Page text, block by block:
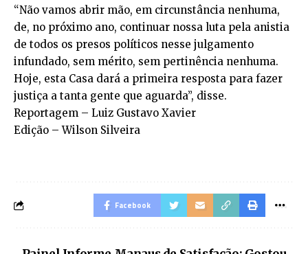
“Não vamos abrir mão, em circunstância nenhuma,
de, no próximo ano, continuar nossa luta pela anistia
de todos os presos políticos nesse julgamento
infundado, sem mérito, sem pertinência nenhuma.
Hoje, esta Casa dará a primeira resposta para fazer
justiça a tanta gente que aguarda”, disse.
Reportagem – Luiz Gustavo Xavier
Edição – Wilson Silveira
Facebook